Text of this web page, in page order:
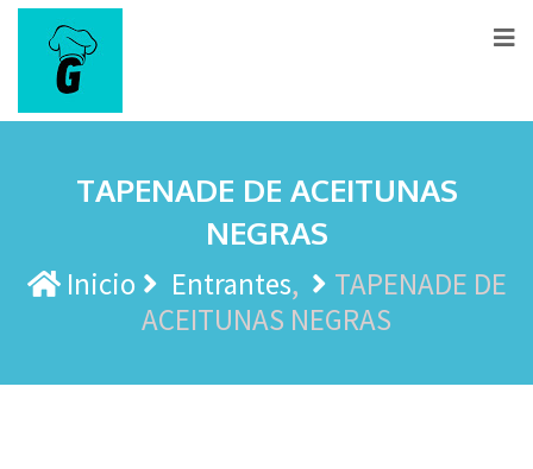
TAPENADE DE ACEITUNAS
NEGRAS
Inicio Entrantes
TAPENADE DE
ACEITUNAS NEGRAS